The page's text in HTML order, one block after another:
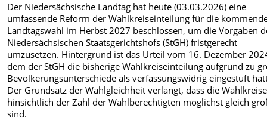
Der Niedersächsische Landtag hat heute (03.03.2026) eine
umfassende Reform der Wahlkreiseinteilung für die
Landtagswahl im Herbst 2027 beschlossen, um die Vorgaben
Niedersächsischen Staatsgerichtshofs (StGH) fristgerecht
umzusetzen. Hintergrund ist das Urteil vom 16. Dezember
dem der StGH die bisherige Wahlkreiseinteilung aufgrund zu
Bevölkerungsunterschiede als verfassungswidrig eingestuft
Der Grundsatz der Wahlgleichheit verlangt, dass die Wahlkreise
hinsichtlich der Zahl der Wahlberechtigten möglichst gleich
sind.